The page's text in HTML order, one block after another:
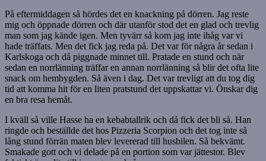
På eftermiddagen så hördes det en knackning på dörren. Jag reste
mig och öppnade dörren och där utanför stod det en glad och trevlig
man som jag kände igen. Men tyvärr så kom jag inte ihåg var vi
hade träffats. Men det fick jag reda på. Det var för några år sedan i
Karlskoga och då piggnade minnet till. Pratade en stund och när
sedan en norrlänning träffar en annan norrlänning så blir det ofta lite
snack om hembygden. Så även i dag. Det var trevligt att du tog dig
tid att komma hit för en liten pratstund det uppskattar vi. Önskar dig
en bra resa hemåt.
I kväll så ville Hasse ha en kebabtallrik och då fick det bli så. Han
ringde och beställde det hos Pizzeria Scorpion och det tog inte så
lång stund förrän maten blev levererad till husbilen. Så bekvämt.
Smakade gott och vi delade på en portion som var jättestor. Blev